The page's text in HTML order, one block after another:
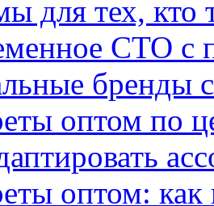
для тех, кто
СТО с
бренды
оптом по
оптом: